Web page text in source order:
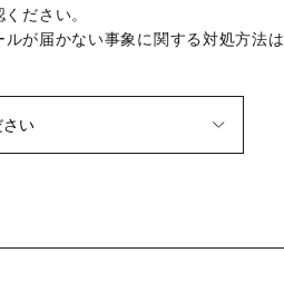
ださい。
が届かない事象に関する対処方法は